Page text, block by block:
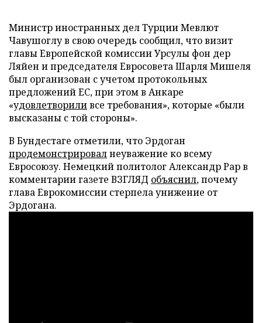
Министр иностранных дел Турции Мевлют
Чавушоглу в свою очередь сообщил, что визит
главы Европейской комиссии Урсулы фон дер
Ляйен и председателя Евросовета Шарля Мишеля
был организован с учетом протокольных
предложений ЕС, при этом в Анкаре
«удовлетвориливсе требования», которые «были
высказаны с той стороны».
В Бундестаге отметили, что Эрдоган
продемонстрировалнеуважение ко всему
Евросоюзу. Немецкий политолог Александр Рар в
комментарии газете ВЗГЛЯД объяснил, почему
глава Еврокомиссии стерпела унижение от
Эрдогана.